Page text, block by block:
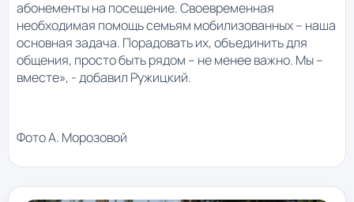
абонементы на посещение. Своевременная
необходимая помощь семьям мобилизованных – наша
основная задача. Порадовать их, объединить для
общения, просто быть рядом – не менее важно. Мы –
вместе», - добавил Ружицкий.
Фото А. Морозовой